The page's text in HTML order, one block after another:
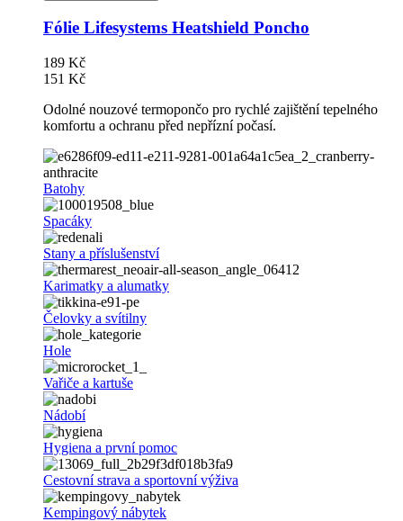
Fólie Lifesystems Heatshield Poncho
189 Kč
151 Kč
Odolné nouzové termopončo pro rychlé zajištění tepelného
komfortu a ochranu před nepřízní počasí.
Batohy
Spacáky
Stany a příslušenství
Karimatky a alumatky
Čelovky a svítilny
Hole
Vařiče a kartuše
Nádobí
Hygiena a první pomoc
Cestovní strava a sportovní výživa
Kempingový nábytek